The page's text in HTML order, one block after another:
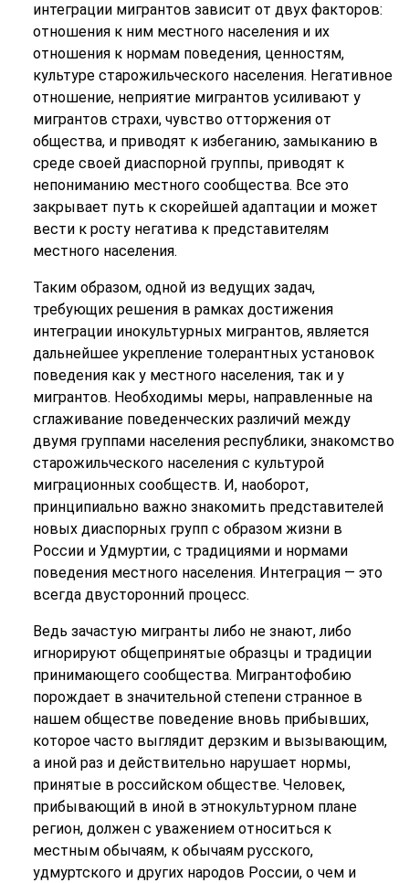
интеграции мигрантов зависит от двух факторов:
отношения к ним местного населения и их
отношения к нормам поведения, ценностям,
культуре старожильческого населения. Негативное
отношение, неприятие мигрантов усиливают у
мигрантов страхи, чувство отторжения от
общества, и приводят к избеганию, замыканию в
среде своей диаспорной группы, приводят к
непониманию местного сообщества. Все это
закрывает путь к скорейшей адаптации и может
вести к росту негатива к представителям
местного населения.
Таким образом, одной из ведущих задач,
требующих решения в рамках достижения
интеграции инокультурных мигрантов, является
дальнейшее укрепление толерантных установок
поведения как у местного населения, так и у
мигрантов. Необходимы меры, направленные на
сглаживание поведенческих различий между
двумя группами населения республики, знакомство
старожильческого населения с культурой
миграционных сообществ. И, наоборот,
принципиально важно знакомить представителей
новых диаспорных групп с образом жизни в
России и Удмуртии, с традициями и нормами
поведения местного населения. Интеграция — это
всегда двусторонний процесс.
Ведь зачастую мигранты либо не знают, либо
игнорируют общепринятые образцы и традиции
принимающего сообщества. Мигрантофобию
порождает в значительной степени странное в
нашем обществе поведение вновь прибывших,
которое часто выглядит дерзким и вызывающим,
а иной раз и действительно нарушает нормы,
принятые в российском обществе. Человек,
прибывающий в иной в этнокультурном плане
регион, должен с уважением относиться к
местным обычаям, к обычаям русского,
удмуртского и других народов России, о чем и